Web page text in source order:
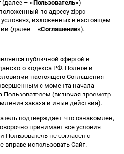
(далее – «Пользователь»)
по адресу zippo-
условиях, изложенных в настоящем
(далее – «Соглашение»).
публичной офертой в
кодекса РФ. Полное и
настоящего Соглашения
с момента начала
Пользователем (включая просмотр
заказа и иные действия).
подтверждает, что ознакомлен,
принимает все условия
Пользователь не согласен с
вправе использовать Сайт.